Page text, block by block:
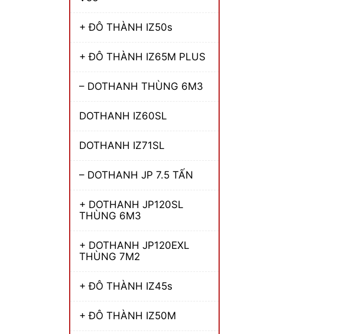
+ ĐÔ THÀNH IZ50s
+ ĐÔ THÀNH IZ65M PLUS
– DOTHANH THÙNG 6M3
DOTHANH IZ60SL
DOTHANH IZ71SL
– DOTHANH JP 7.5 TẤN
+ DOTHANH JP120SL
THÙNG 6M3
+ DOTHANH JP120EXL
THÙNG 7M2
+ ĐÔ THÀNH IZ45s
+ ĐÔ THÀNH IZ50M